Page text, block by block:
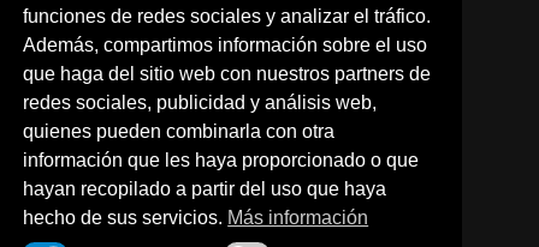
funciones de redes sociales y analizar el tráfico.
Además, compartimos información sobre el uso
que haga del sitio web con nuestros partners de
redes sociales, publicidad y análisis web,
quienes pueden combinarla con otra
información que les haya proporcionado o que
hayan recopilado a partir del uso que haya
hecho de sus servicios. Más información
Por teléfono:
914 41 23 94